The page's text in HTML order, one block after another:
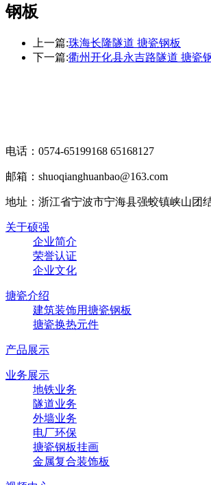
钢板
上一篇:珠海长隆隧道 搪瓷钢板
下一篇:衢州开化县永吉路隧道 搪瓷
电话：0574-65199168 65168127
邮箱：shuoqianghuanbao@163.com
地址：浙江省宁波市宁海县强蛟镇峡山团
关于硕强
企业简介
荣誉认证
企业文化
搪瓷介绍
建筑装饰用搪瓷钢板
搪瓷换热元件
产品展示
业务展示
地铁业务
隧道业务
外墙业务
电厂环保
搪瓷钢板挂画
金属复合装饰板